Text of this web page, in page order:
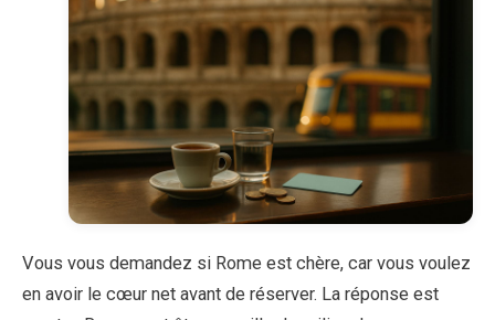
Vous vous demandez si Rome est chère, car vous voulez
en avoir le cœur net avant de réserver. La réponse est